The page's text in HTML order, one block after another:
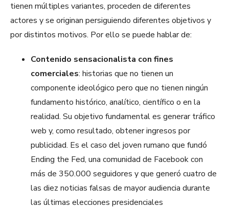
tienen múltiples variantes, proceden de diferentes
actores y se originan persiguiendo diferentes objetivos y
por distintos motivos. Por ello se puede hablar de:
Contenido sensacionalista con fines
comerciales: historias que no tienen un
componente ideológico pero que no tienen ningún
fundamento histórico, analítico, científico o en la
realidad. Su objetivo fundamental es generar tráfico
web y, como resultado, obtener ingresos por
publicidad. Es el caso del joven rumano que fundó
Ending the Fed, una comunidad de Facebook con
más de 350.000 seguidores y que generó cuatro de
las diez noticias falsas de mayor audiencia durante
las últimas elecciones presidenciales